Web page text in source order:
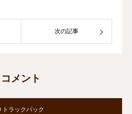
次の記事
コメント
トラックバック